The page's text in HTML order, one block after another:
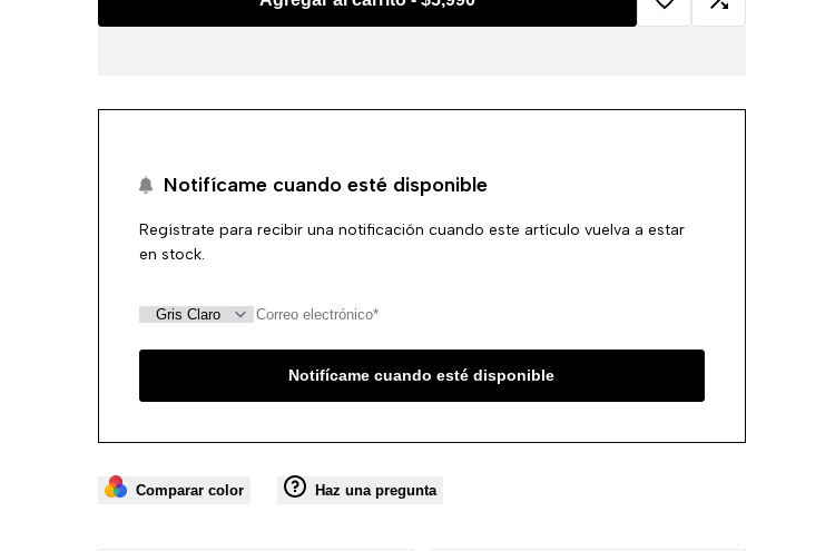
AgregarAgregar
Notifícame cuando esté disponible
Regístrate para recibir una notificación cuando este artículo vuelva a estar
en stock.
Notifícame cuando esté disponible
Comparar color Haz una pregunta